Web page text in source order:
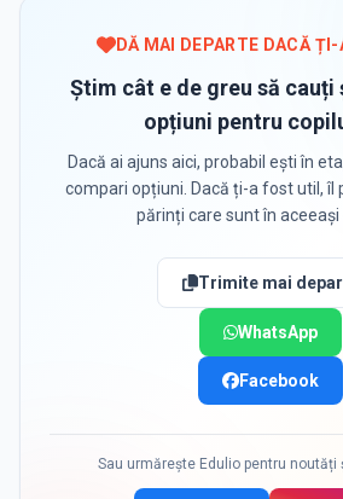
DĂ MAI DEPARTE DACĂ
Știm cât e de greu să cauți
opțiuni pentru
Dacă ai ajuns aici, probabil ești în
compari opțiuni. Dacă ți-a fost util, îl
părinți care sunt în aceeași
Trimite mai
WhatsApp
Facebook
Sau urmărește Edulio pentru noutăți